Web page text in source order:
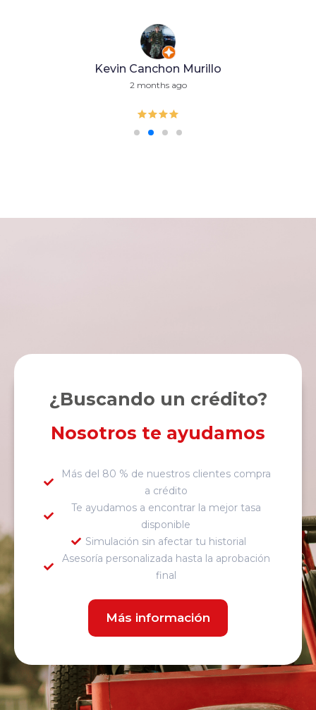
franklin leonardo pardo duarte
3 months ago
¿Buscando un crédito?
Nosotros te ayudamos
Más del 80 % de nuestros clientes compra
a crédito
Te ayudamos a encontrar la mejor tasa
disponible
Simulación sin afectar tu historial
Asesoría personalizada hasta la aprobación
final
Más información